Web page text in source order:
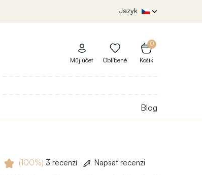
Jazyk
0
Košík
Můj účet Oblíbené
Blog
(100%) 3 recenzí Napsat recenzi